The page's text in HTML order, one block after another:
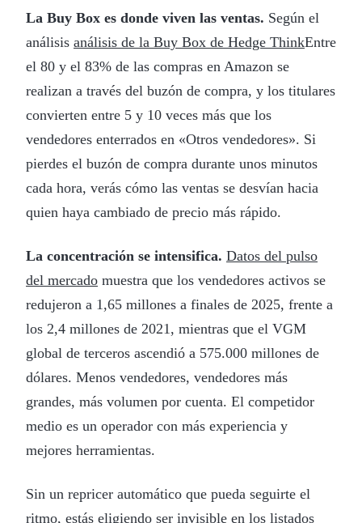
La Buy Box es donde viven las ventas. Según el
análisis análisis de la Buy Box de Hedge ThinkEntre
el 80 y el 83% de las compras en Amazon se
realizan a través del buzón de compra, y los titulares
convierten entre 5 y 10 veces más que los
vendedores enterrados en «Otros vendedores». Si
pierdes el buzón de compra durante unos minutos
cada hora, verás cómo las ventas se desvían hacia
quien haya cambiado de precio más rápido.
La concentración se intensifica. Datos del pulso
del mercado muestra que los vendedores activos se
redujeron a 1,65 millones a finales de 2025, frente a
los 2,4 millones de 2021, mientras que el VGM
global de terceros ascendió a 575.000 millones de
dólares. Menos vendedores, vendedores más
grandes, más volumen por cuenta. El competidor
medio es un operador con más experiencia y
mejores herramientas.
Sin un repricer automático que pueda seguirte el
ritmo, estás eligiendo ser invisible en los listados